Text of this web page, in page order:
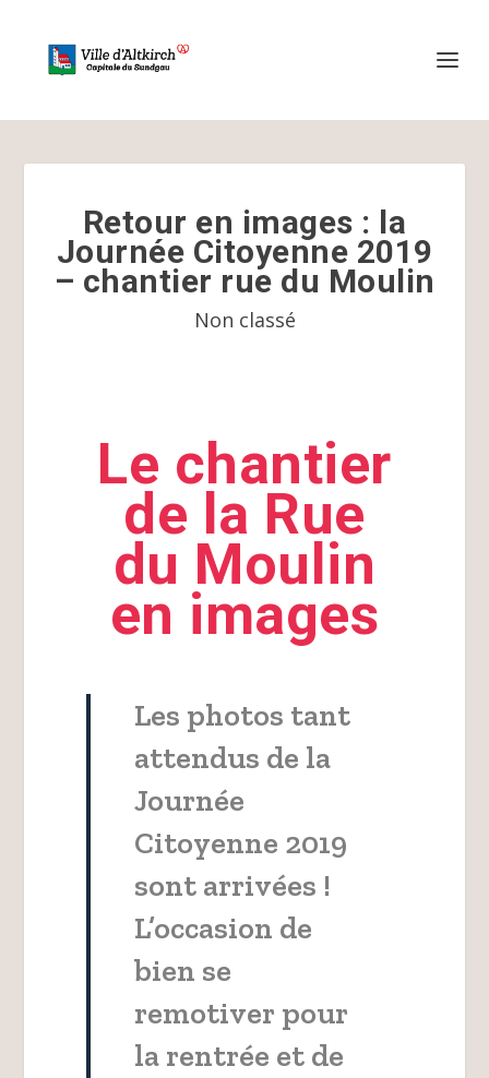
Retour en images : la
Journée Citoyenne 2019
– chantier rue du Moulin
Non classé
Le chantier
de la Rue
du Moulin
en images
Les photos tant
attendus de la
Journée
Citoyenne 2019
sont arrivées !
L’occasion de
bien se
remotiver pour
la rentrée et de